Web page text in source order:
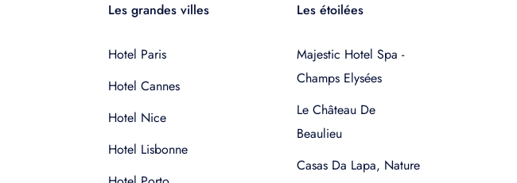
Les grandes villes
Hotel Paris
Hotel Cannes
Hotel Nice
Hotel Lisbonne
Les étoilées
Majestic Hotel Spa -
Champs Elysées
Le Château De
Beaulieu
Casas Da Lapa, Nature